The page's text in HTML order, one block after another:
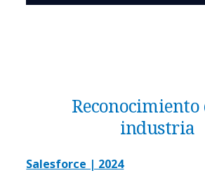
Reconocimiento
industria
Salesforce | 2024